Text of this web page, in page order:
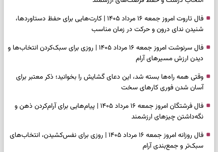
فال تاروت امروز جمعه ۱۶ مرداد ۱۴۰۵ | کارت‌هایی برای حفظ دستاوردها،
شنیدن ندای درون و حرکت در زمان مناسب
فال سرنوشت امروز جمعه ۱۶ مرداد ۱۴۰۵ | روزی برای سبک‌کردن انتخاب‌ها و
دیدن ارزش مسیرهای آرام
وقتی همه راه‌ها بسته شد، این دعای گشایش را بخوانید؛ ذکر معتبر برای
آسان شدن فوری کارهای سخت
فال فرشتگان امروز جمعه ۱۶ مرداد ۱۴۰۵ | پیام‌هایی برای آرام‌کردن ذهن و
نگه‌داشتن چیزهای ارزشمند
فال روزانه امروز جمعه ۱۶ مرداد ۱۴۰۵ | روزی برای نفس‌کشیدن، انتخاب‌های
سبک‌تر و جمع‌بندی آرام